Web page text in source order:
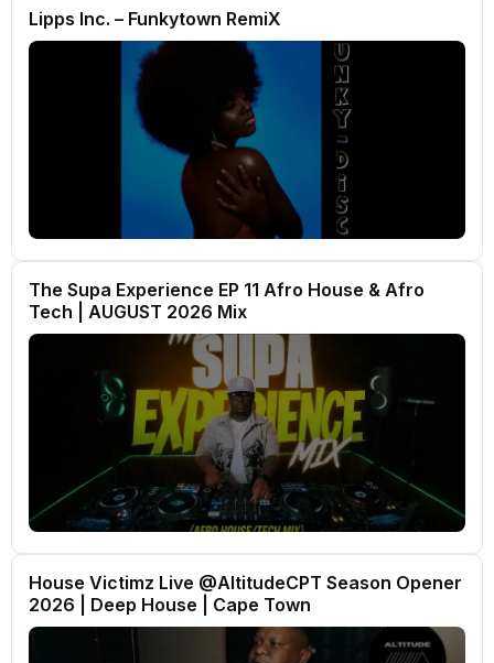
Lipps Inc. – Funkytown RemiX
The Supa Experience EP 11 Afro House & Afro
Tech | AUGUST 2026 Mix
House Victimz Live ‪‪@AltitudeCPT‬ Season Opener
2026 | Deep House | Cape Town